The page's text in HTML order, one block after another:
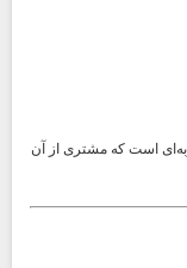
است که مشتری از آن